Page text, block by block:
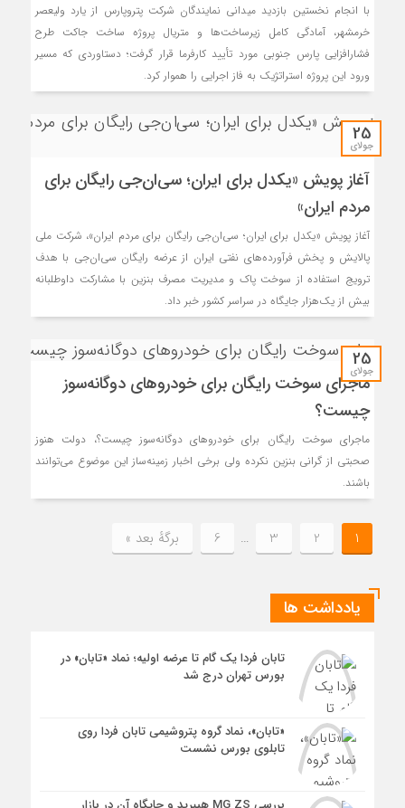
با انجام نخستین بازدید میدانی نمایندگان شرکت پتروپارس از یارد ولیعصر
خرمشهر، آمادگی کامل زیرساخت‌ها و متریال پروژه ساخت جاکت طرح
فشارافزایی پارس جنوبی مورد تأیید کارفرما قرار گرفت؛ دستاوردی که مسیر
ورود این پروژه استراتژیک به فاز اجرایی را هموار کرد.
25
جولای
آغاز پویش «یکدل برای ایران؛ سی‌ان‌جی رایگان برای
مردم ایران»
آغاز پویش «یکدل برای ایران؛ سی‌ان‌جی رایگان برای مردم ایران»، شرکت ملی
پالایش و پخش فرآورده‌های نفتی ایران از عرضه رایگان سی‌ان‌جی با هدف
ترویج استفاده از سوخت پاک و مدیریت مصرف بنزین با مشارکت داوطلبانه
بیش از یک‌هزار جایگاه در سراسر کشور خبر داد.
25
جولای
ماجرای سوخت رایگان برای خودروهای دوگانه‌سوز
چیست؟
ماجرای سوخت رایگان برای خودروهای دوگانه‌سوز چیست؟، دولت هنوز
صحبتی از گرانی بنزین نکرده ولی برخی اخبار زمینه‌ساز این موضوع می‌توانند
باشند.
1
2
3
…
6 برگهٔ بعد »
یادداشت ها
تابان فردا یک گام تا عرضه اولیه؛ نماد «تابان» در
بورس تهران درج شد
«تابان»، نماد گروه پتروشیمی تابان فردا روی
تابلوی بورس نشست